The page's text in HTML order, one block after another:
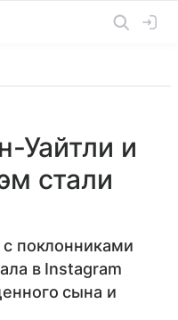
Уайтли и
стали
поклонниками
в Instagram
сына и